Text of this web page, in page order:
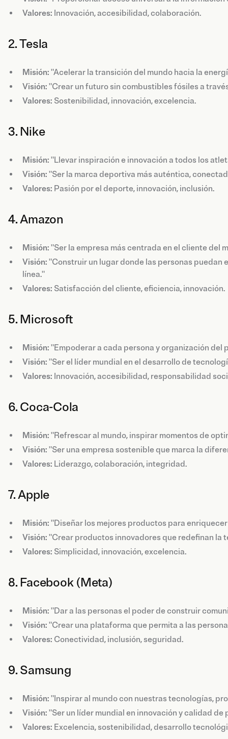
Valores: Innovación, accesibilidad, colaboración.
2. Tesla
Misión: "Acelerar la transición del mundo hacia la
Visión: "Crear un futuro sin combustibles fósiles a
Valores: Sostenibilidad, innovación, excelencia.
3. Nike
Misión: "Llevar inspiración e innovación a todos los
Visión: "Ser la marca deportiva más auténtica,
Valores: Pasión por el deporte, innovación, inclusión.
4. Amazon
Misión: "Ser la empresa más centrada en el cliente del
Visión: "Construir un lugar donde las personas
línea."
Valores: Satisfacción del cliente, eficiencia, innovación.
5. Microsoft
Misión: "Empoderar a cada persona y organización del
Visión: "Ser el líder mundial en el desarrollo de
Valores: Innovación, accesibilidad, responsabilidad
6. Coca-Cola
Misión: "Refrescar al mundo, inspirar momentos de
Visión: "Ser una empresa sostenible que marca la
Valores: Liderazgo, colaboración, integridad.
7. Apple
Misión: "Diseñar los mejores productos para
Visión: "Crear productos innovadores que redefinan la
Valores: Simplicidad, innovación, excelencia.
8. Facebook (Meta)
Misión: "Dar a las personas el poder de construir
Visión: "Crear una plataforma que permita a las
Valores: Conectividad, inclusión, seguridad.
9. Samsung
Misión: "Inspirar al mundo con nuestras tecnologías,
Visión: "Ser un líder mundial en innovación y calidad
Valores: Excelencia, sostenibilidad, desarrollo